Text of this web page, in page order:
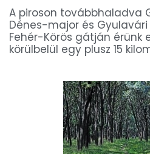
A piroson továbbhaladva
Dénes-major és
Fehér-Körös gátján érünk
körülbelül egy plusz 15